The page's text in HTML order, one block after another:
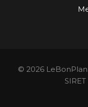
© 2026